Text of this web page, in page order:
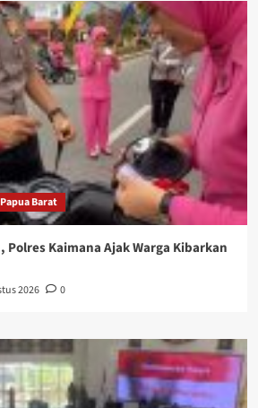
Papua Barat
Polres Kaimana Ajak Warga Kibarkan
2026 0